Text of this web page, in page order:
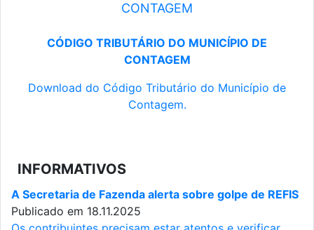
CONTAGEM
CÓDIGO TRIBUTÁRIO DO MUNICÍPIO DE
CONTAGEM
Download do Código Tributário do Município de
Contagem.
INFORMATIVOS
A Secretaria de Fazenda alerta sobre golpe de REFIS
Publicado em 18.11.2025